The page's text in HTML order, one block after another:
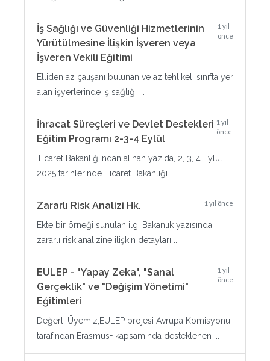
İş Sağlığı ve Güvenliği Hizmetlerinin
Yürütülmesine İlişkin İşveren veya
İşveren Vekili Eğitimi
1 yıl
önce
Elliden az çalışanı bulunan ve az tehlikeli sınıfta yer
alan işyerlerinde iş sağlığı ...
İhracat Süreçleri ve Devlet Destekleri
Eğitim Programı 2-3-4 Eylül
1 yıl
önce
Ticaret Bakanlığı'ndan alınan yazıda, 2, 3, 4 Eylül
2025 tarihlerinde Ticaret Bakanlığı ...
Zararlı Risk Analizi Hk. 1 yıl önce
Ekte bir örneği sunulan ilgi Bakanlık yazısında,
zararlı risk analizine ilişkin detayları ...
EULEP - "Yapay Zeka", "Sanal
Gerçeklik" ve "Değişim Yönetimi"
Eğitimleri
1 yıl
önce
Değerli Üyemiz;EULEP projesi Avrupa Komisyonu
tarafından Erasmus+ kapsamında desteklenen ...